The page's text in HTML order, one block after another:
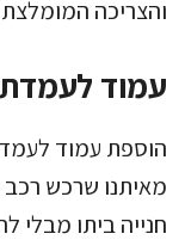
והצריכה המומלצת
עמוד
הוספת עמוד
מאיתנו שרכש רכב
חנייה ביתו מבלי